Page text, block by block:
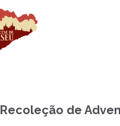
Recoleção de